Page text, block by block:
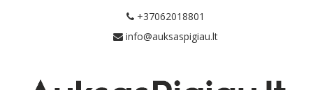
+37062018801
info@auksaspigiau.lt